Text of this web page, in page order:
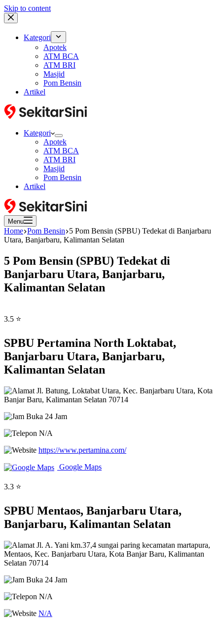
Skip to content
Kategori
Apotek
ATM BCA
ATM BRI
Masjid
Pom Bensin
Artikel
Kategori
Apotek
ATM BCA
ATM BRI
Masjid
Pom Bensin
Artikel
Menu
Home Pom Bensin 5 Pom Bensin (SPBU) Tedekat di Banjarbaru
Utara, Banjarbaru, Kalimantan Selatan
5 Pom Bensin (SPBU) Tedekat di
Banjarbaru Utara, Banjarbaru,
Kalimantan Selatan
3.5 ⭐
SPBU Pertamina North Loktabat,
Banjarbaru Utara, Banjarbaru,
Kalimantan Selatan
Jl. Batung, Loktabat Utara, Kec. Banjarbaru Utara, Kota
Banjar Baru, Kalimantan Selatan 70714
Buka 24 Jam
N/A
https://www.pertamina.com/
Google Maps
3.3 ⭐
SPBU Mentaos, Banjarbaru Utara,
Banjarbaru, Kalimantan Selatan
Jl. A. Yani km.37,4 sungai paring kecamatan martapura,
Mentaos, Kec. Banjarbaru Utara, Kota Banjar Baru, Kalimantan
Selatan 70714
Buka 24 Jam
N/A
N/A